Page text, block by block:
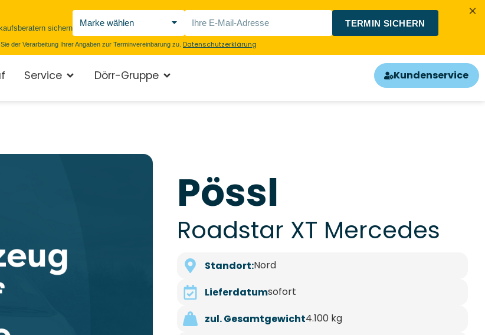
Service Dörr-Gruppe Kundenservice
Pössl
Roadstar XT Mercedes
Standort:Nord
Lieferdatumsofort
zul. Gesamtgewicht4.100 kg
sichern TERMIN SICHERN
×
der Verarbeitung Ihrer Angaben zur Terminvereinbarung zu. Datenschutzerklärung